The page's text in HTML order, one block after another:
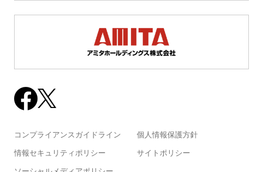
コンプライアンスガイドライン 個人情報保護方針
情報セキュリティポリシー サイトポリシー